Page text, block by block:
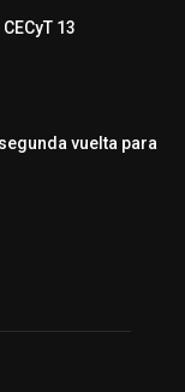
13
vuelta para